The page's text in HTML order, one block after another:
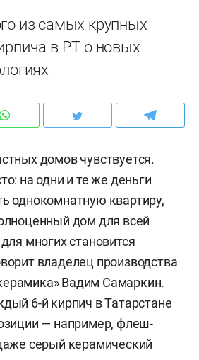
из самых крупных
в РТ о новых
домов чувствуется.
на одни и те же деньги
однокомнатную квартиру,
дом для всей
многих становится
владелец производства
Вадим Самаркин.
6-й кирпич в Татарстане
— например, флеш-
серый керамический